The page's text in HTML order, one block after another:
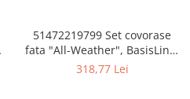
51472219799 Set covorase
fata "All-Weather", BasisLine,
Antracit - BMW Seria 3 F30
318,77 Lei